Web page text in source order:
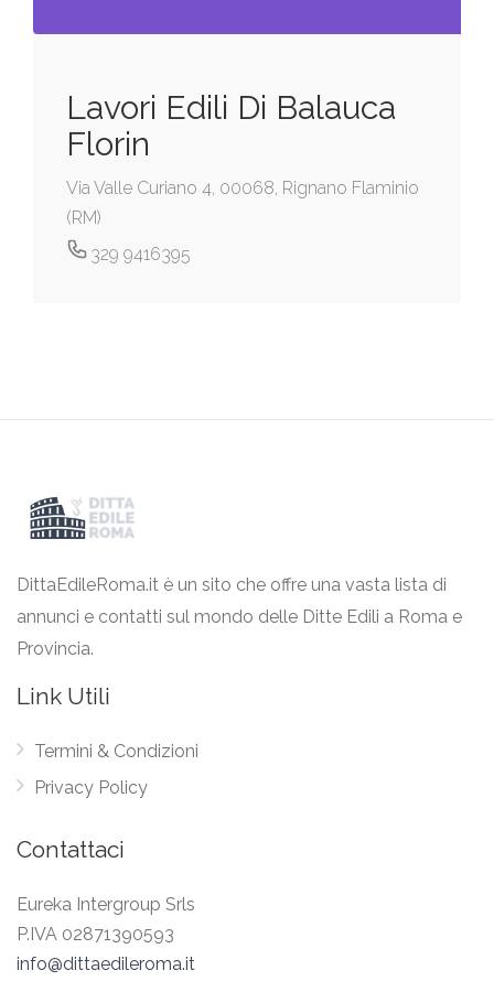
Lavori Edili Di Balauca
Florin
Via Valle Curiano 4, 00068, Rignano Flaminio
(RM)
329 9416395
DittaEdileRoma.it è un sito che offre una vasta lista di
annunci e contatti sul mondo delle Ditte Edili a Roma e
Provincia.
Link Utili
Termini & Condizioni
Privacy Policy
Contattaci
Eureka Intergroup Srls
P.IVA 02871390593
info@dittaedileroma.it